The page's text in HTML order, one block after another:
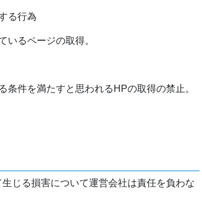
る行為
いるページの取得。
件を満たすと思われるHPの取得の禁止。
じる損害について運営会社は責任を負わな